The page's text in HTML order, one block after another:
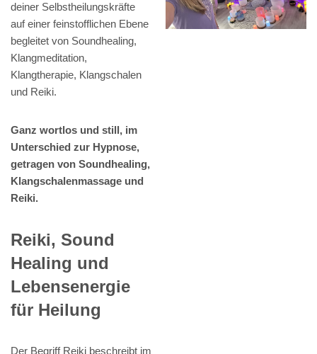
deiner Selbstheilungskräfte
auf einer feinstofflichen Ebene
begleitet von Soundhealing,
Klangmeditation,
Klangtherapie, Klangschalen
und Reiki.
Ganz wortlos und still, im
Unterschied zur Hypnose,
getragen von Soundhealing,
Klangschalenmassage und
Reiki.
Reiki, Sound
Healing und
Lebensenergie
für Heilung
Der Begriff Reiki beschreibt im